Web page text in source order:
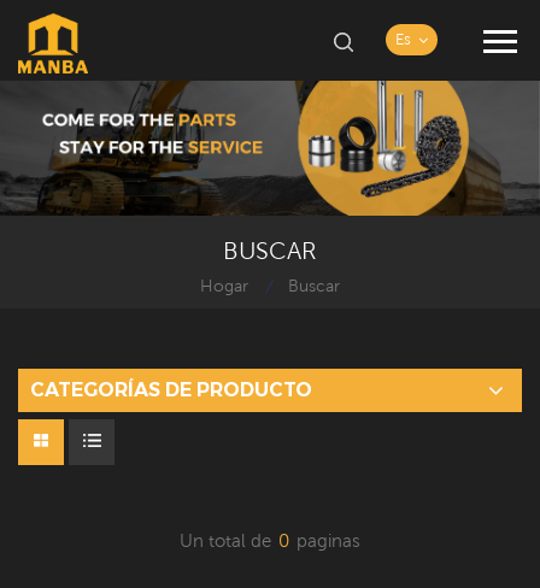
Es
BUSCAR
Hogar / Buscar
CATEGORÍAS DE PRODUCTO
Un total de 0 paginas